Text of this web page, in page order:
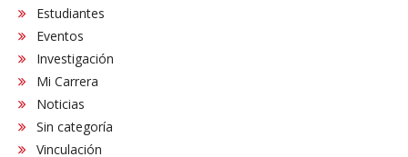
Estudiantes
Eventos
Investigación
Mi Carrera
Noticias
Sin categoría
Vinculación